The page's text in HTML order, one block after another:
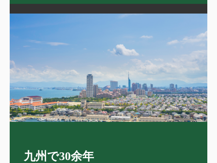
九州で30余年